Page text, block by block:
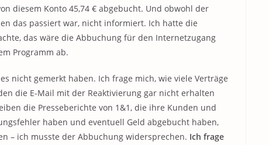
diesem Konto 45,74 € abgebucht. Und obwohl der
das passiert war, nicht informiert. Ich hatte die
das wäre die Abbuchung für den Internetzugang
Programm ab.
nicht gemerkt haben. Ich frage mich, wie viele Verträge
die E-Mail mit der Reaktivierung gar nicht erhalten
die Presseberichte von 1&1, die ihre Kunden und
haben und eventuell Geld abgebucht haben,
– ich musste der Abbuchung widersprechen. Ich frage